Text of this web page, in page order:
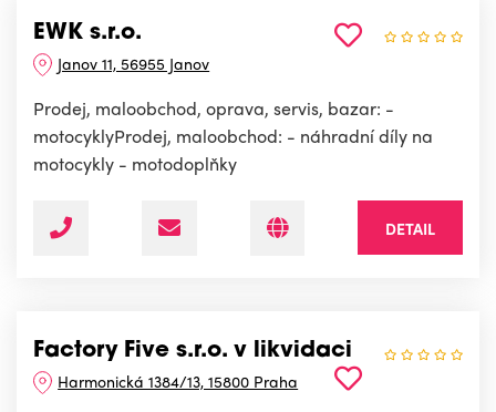
EWK s.r.o.
Janov 11, 56955 Janov
Prodej, maloobchod, oprava, servis, bazar: -
motocyklyProdej, maloobchod: - náhradní díly na
motocykly - motodoplňky
DETAIL
Factory Five s.r.o. v likvidaci
Harmonická 1384/13, 15800 Praha